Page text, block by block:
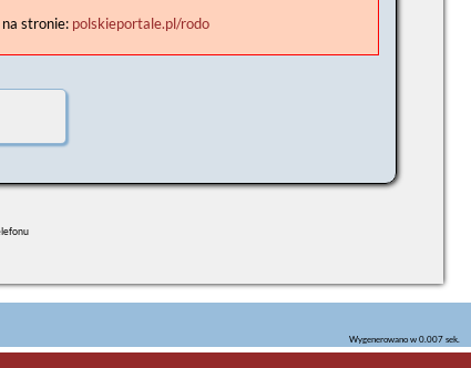
stronie: polskieportale.pl/rodo
Wygenerowano w 0.007 sek.